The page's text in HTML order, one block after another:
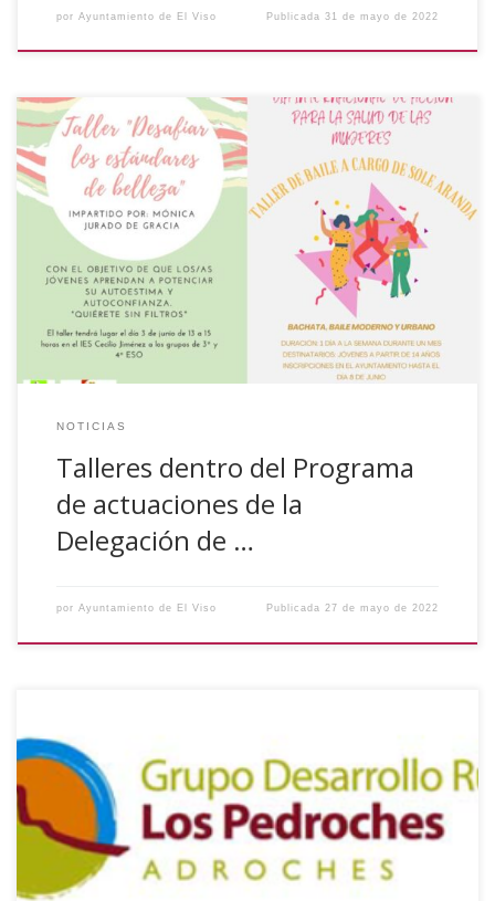
por Ayuntamiento de El Viso Publicada31 de mayo de 2022
El próximo mes de junio se celebrará varios talleres que
están dentro del Programa de actuaciones solicitado por el
Ayuntamiento de El Viso en el marco de la Convocatoria de
Igualdad de Oportunidades entre Hombres y Mujeres de la
Delegación de Igualdad de la Exma. Diputación de Córdoba.
– Taller […]
NOTICIAS
Talleres dentro del Programa
de actuaciones de la
Delegación de …
por Ayuntamiento de El Viso Publicada27 de mayo de 2022
Se pone en conocimiento de toda la ciudadanía, que el
GDR Los Pedroches – ADROCHES, ha abierto un proceso
de selección para la contratación de la una persona que
ocupe un puesto de técnico/a en dicha Asociación. El
modelo de solicitud y las bases reguladoras están en la
sede de […]